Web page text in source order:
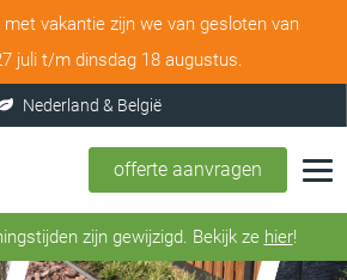
vakantie zijn we van gesloten van
juli t/m dinsdag 18 augustus.
offerte aanvragen
zijn gewijzigd. Bekijk ze hier!